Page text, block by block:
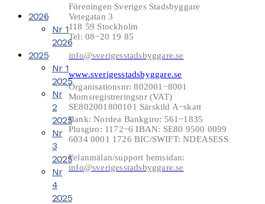
2026
Nr 1
2026
2025
Nr 1
2025
Nr
2
2025
Nr
3
2025
Nr
4
2025
Föreningen Sveriges Stadsbyggare
Vetegatan 3
118 59 Stockholm
Tel: 08−20 19 85
info@sverigesstadsbyggare.se
www.sverigesstadsbyggare.se
Organisationsnr: 802001−8001
Momsregistreringsnr (VAT)
SE802001800101 Särskild A−skatt
Bank: Nordea Bankgiro: 561−1835
Plusgiro: 1172−6 IBAN: SE80 9500 0099
6034 0001 1726 BIC/SWIFT: NDEASESS
Felanmälan/support hemsidan:
info@sverigesstadsbyggare.se